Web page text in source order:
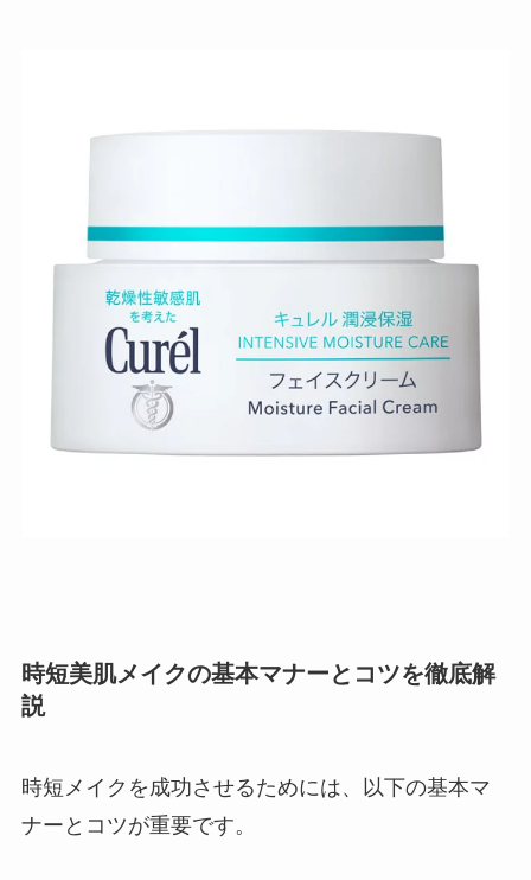
時短美肌メイクの基本マナーとコツを徹底解
説
時短メイクを成功させるためには、以下の基本マ
ナーとコツが重要です。